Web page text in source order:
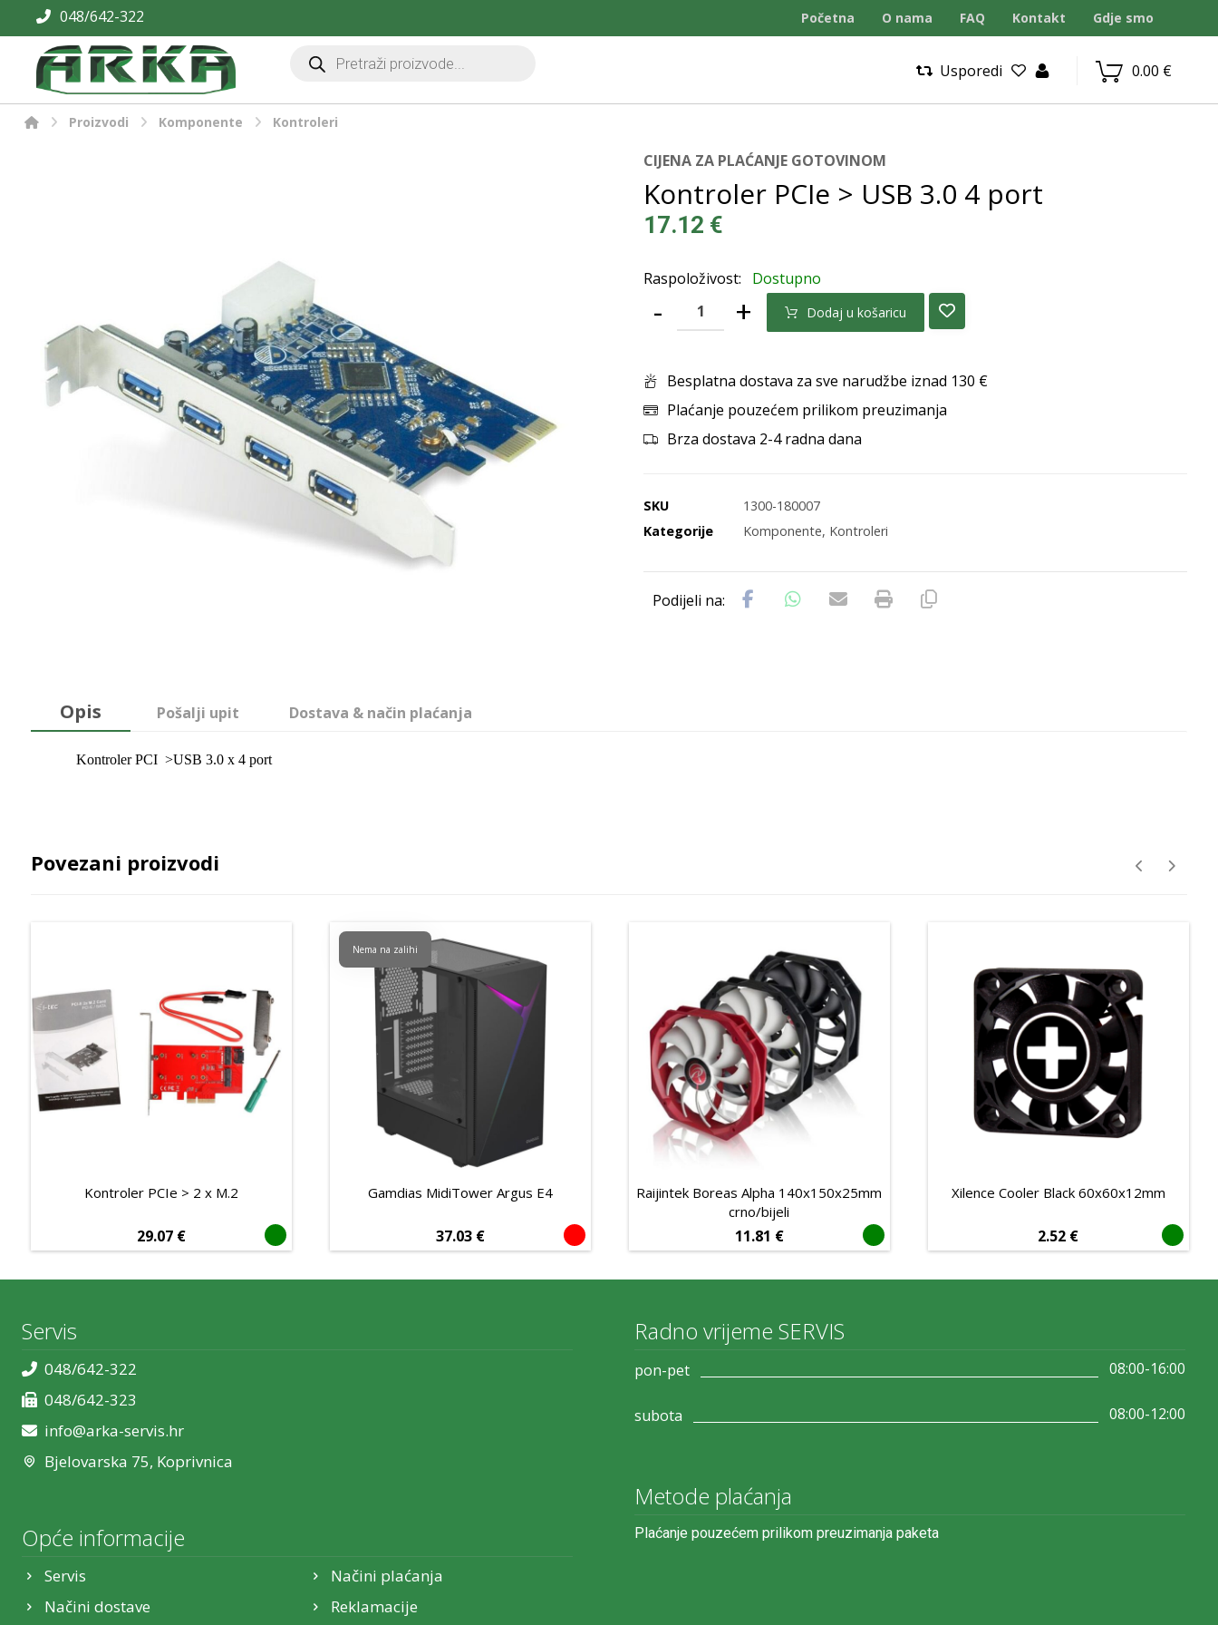
048/642-322 Početna O nama FAQ Kontakt Gdje smo
0.00 €
Usporedi
Proizvodi Komponente Kontroleri
CIJENA ZA PLAĆANJE GOTOVINOM
Kontroler PCIe > USB 3.0 4 port
17.12 €
Raspoloživost: Dostupno
- + Dodaj u košaricu
Besplatna dostava za sve narudžbe iznad 130 €
Plaćanje pouzećem prilikom preuzimanja
Brza dostava 2-4 radna dana
SKU
1300-180007
Kategorije
Komponente, Kontroleri
Opis Pošalji upit Dostava & način plaćanja
Kontroler PCI >USB 3.0 x 4 port
Povezani proizvodi
Kontroler PCIe > 2 x M.2
29.07 €
Gamdias MidiTower Argus E4
37.03 €
Nema na zalihi
Raijintek Boreas Alpha 140x150x25mm
crno/bijeli
11.81 €
Xilence Cooler Black 60x60x12mm
2.52 €
Servis
048/642-322
048/642-323
info@arka-servis.hr
Bjelovarska 75, Koprivnica
Opće informacije
Servis
Načini plaćanja
Načini dostave
Reklamacije
Radno vrijeme SERVIS
pon-pet 08:00-16:00
subota 08:00-12:00
Metode plaćanja
Plaćanje pouzećem prilikom preuzimanja paketa